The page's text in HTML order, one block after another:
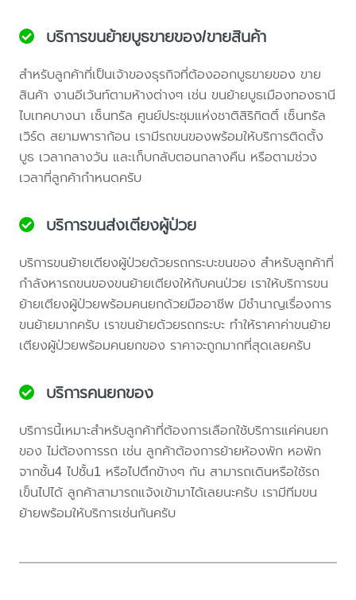
บริการขนย้ายบูธขายของ/ขายสินค้า
สำหรับลูกค้าที่เป็นเจ้าของธุรกิจที่ต้องออกบูธขายของ ขาย
สินค้า งานอีเว้นท์ตามห้างต่างๆ เช่น ขนย้ายบูธเมืองทองธานี
ไบเทคบางนา เซ็นทรัล ศูนย์ประชุมแห่งชาติสิริกิตติ์ เซ็นทรัล
เวิร์ด สยามพาราก้อน เรามีรถขนของพร้อมให้บริการติดตั้ง
บูธ เวลากลางวัน และเก็บกลับตอนกลางคืน หรือตามช่วง
เวลาที่ลูกค้ากำหนดครับ
บริการขนส่งเตียงผู้ป่วย
บริการขนย้ายเตียงผู้ป่วยด้วยรถกระบะขนของ สำหรับลูกค้าที่
กำลังหารถขนของขนย้ายเตียงให้กับคนป่วย เราให้บริการขน
ย้ายเตียงผู้ป่วยพร้อมคนยกด้วยมืออาชีพ มีชำนาญเรื่องการ
ขนย้ายมากครับ เราขนย้ายด้วยรถกระบะ ทำให้ราคาค่าขนย้าย
เตียงผู้ป่วยพร้อมคนยกของ ราคาจะถูกมากที่สุดเลยครับ
บริการคนยกของ
บริการนี้เหมาะสำหรับลูกค้าที่ต้องการเลือกใช้บริการแค่คนยก
ของ ไม่ต้องการรถ เช่น ลูกค้าต้องการย้ายห้องพัก หอพัก
จากชั้น4 ไปชั้น1 หรือไปตึกข้างๆ กัน สามารถเดินหรือใช้รถ
เข็นไปได้ ลูกค้าสามารถแจ้งเข้ามาได้เลยนะครับ เรามีทีมขน
ย้ายพร้อมให้บริการเช่นกันครับ